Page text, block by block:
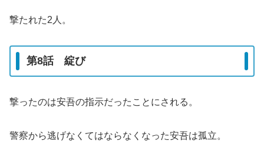
撃たれた2人。
第8話 綻び
撃ったのは安吾の指示だったことにされる。
警察から逃げなくてはならなくなった安吾は孤立。